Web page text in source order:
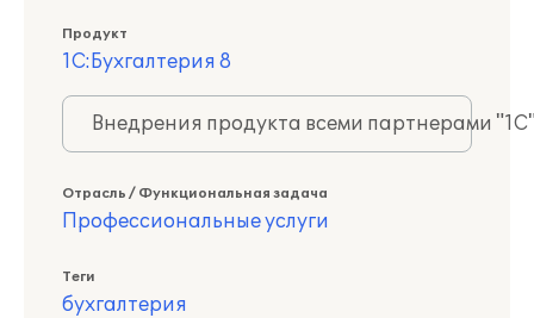
Продукт
1С:Бухгалтерия 8
Внедрения продукта всеми партнерами
Отрасль / Функциональная задача
Профессиональные услуги
Теги
бухгалтерия